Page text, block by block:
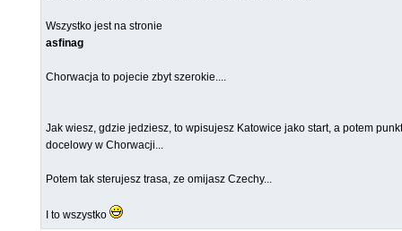
Wszystko jest na stronie
asfinag
Chorwacja to pojecie zbyt szerokie....
Jak wiesz, gdzie jedziesz, to wpisujesz Katowice jako start, a potem punkt
docelowy w Chorwacji...
Potem tak sterujesz trasa, ze omijasz Czechy...
I to wszystko